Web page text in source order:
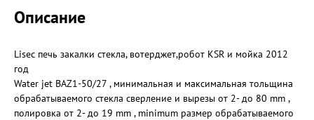
Описание
Lisec печь закалки стекла, вотерджет,робот KSR и мойка 2012
год
Water jet BAZ1-50/27 , минимальная и максимальная тольщина
обрабатываемого стекла сверление и вырезы от 2- до 80 mm ,
полировка от 2- до 19 mm , minimum размер обрабатываемого